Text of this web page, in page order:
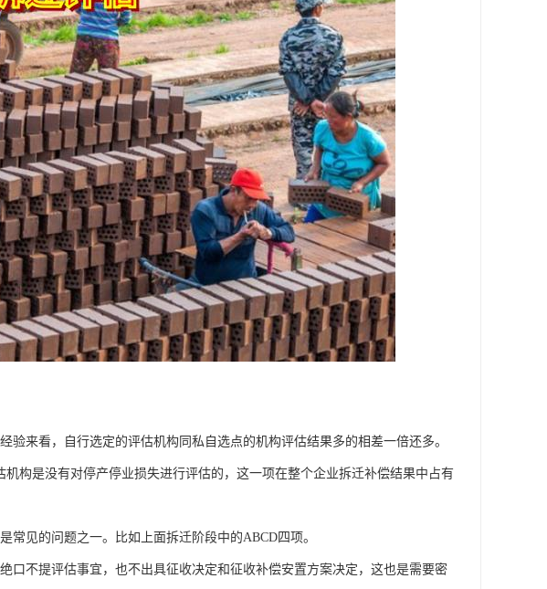
来看，自行选定的评估机构同私自选点的机构评估结果多的相差一倍还多。
构是没有对停产停业损失进行评估的，这一项在整个企业拆迁补偿结果中占有
见的问题之一。比如上面拆迁阶段中的ABCD四项。
口不提评估事宜，也不出具征收决定和征收补偿安置方案决定，这也是需要密